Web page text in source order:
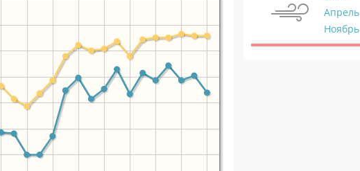
Апрель
Ноябрь